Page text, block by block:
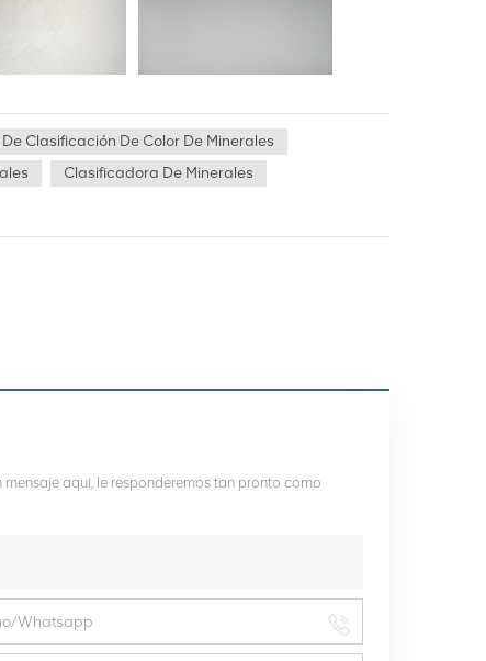
Clasificación De Color De Minerales
Clasificadora De Minerales
aquí, le responderemos tan pronto como